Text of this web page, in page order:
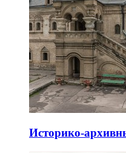
Историко-